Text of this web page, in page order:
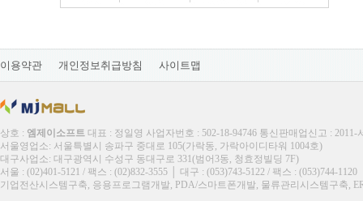
이용약관 개인정보취급방침 사이트맵
상호 : 엠제이소프트 대표 : 정일영 사업자번호 : 502-18-94746 통신판매업신고 : 2011-
서울영업소: 서울특별시 송파구 중대로 105(가락동, 가락아이디타워 1004호)
대구사업소: 대구광역시 수성구 동대구로 331(범어3동, 청효정빌딩 7F)
서울 : (02)401-5121 / 팩스 : (02)832-3555 │ 대구 : (053)743-5122 / 팩스 : (053)744-1120
기업전산시스템구축, 응용프로그램개발, PDA/스마트폰개발, 물류관리시스템구축,